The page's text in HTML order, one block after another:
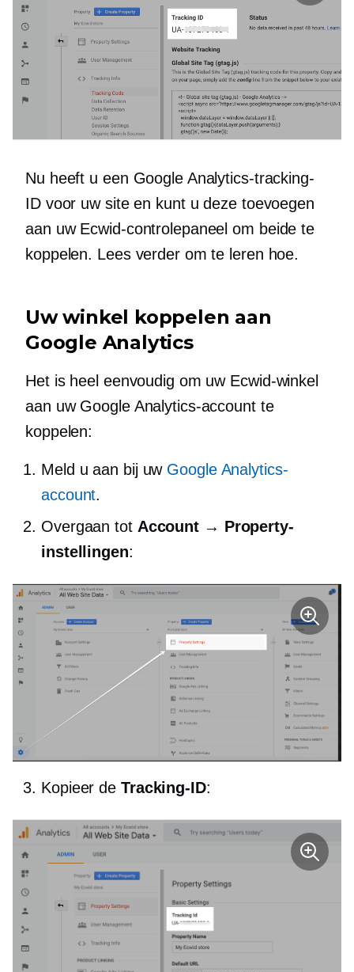
Nu heeft u een Google Analytics-tracking-
ID voor uw site en kunt u deze toevoegen
aan uw Ecwid-controlepaneel om beide te
koppelen. Lees verder om te leren hoe.
Uw winkel koppelen aan
Google Analytics
Het is heel eenvoudig om uw Ecwid-winkel
aan uw Google Analytics-account te
koppelen:
Meld u aan bij uw Google Analytics-
account.
Overgaan tot Account → Property-
instellingen:
Kopieer de Tracking-ID: